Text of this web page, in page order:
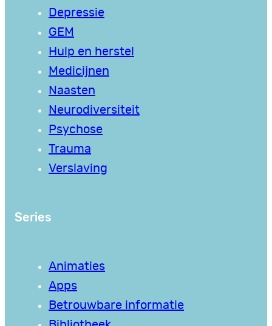
Depressie
GEM
Hulp en herstel
Medicijnen
Naasten
Neurodiversiteit
Psychose
Trauma
Verslaving
Series
Animaties
Apps
Betrouwbare informatie